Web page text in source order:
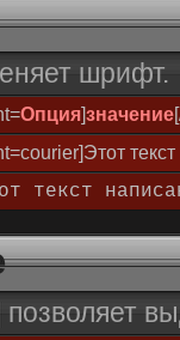
шрифт.
Опция]значение
текст